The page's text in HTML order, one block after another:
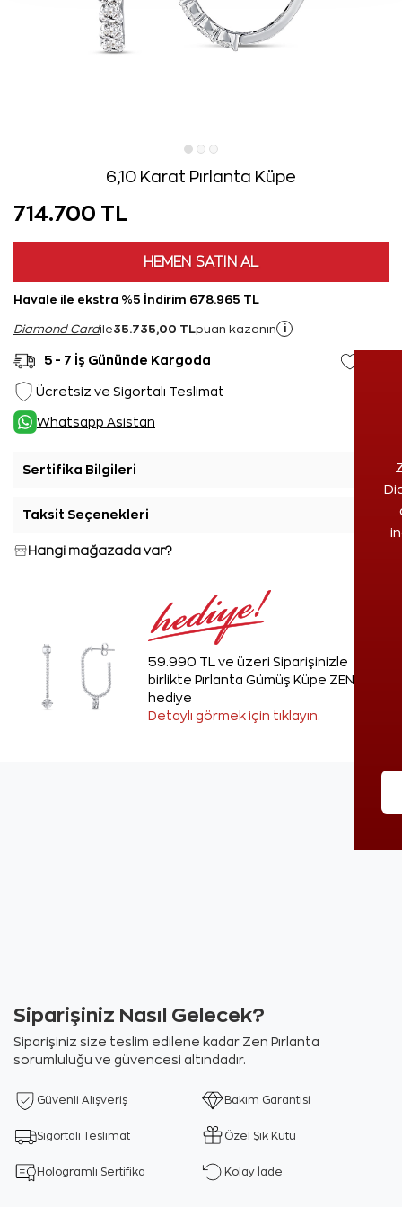
6,10 Karat Pırlanta Küpe
714.700 TL
HEMEN SATIN AL
Havale ile ekstra %5 İndirim 678.965 TL
Diamond Cardile35.735,00 TL puan kazanın i
5 - 7 İş Gününde Kargoda
Ücretsiz ve Sigortalı Teslimat
Whatsapp Asistan
Sertifika Bilgileri
Taksit Seçenekleri
Hangi mağazada var?
59.990 TL ve üzeri Siparişinizle
birlikte Pırlanta Gümüş Küpe ZEN'den
hediye
Detaylı görmek için tıklayın.
Siparişiniz Nasıl Gelecek?
Siparişiniz size teslim edilene kadar Zen Pırlanta
sorumluluğu ve güvencesi altındadır.
Güvenli Alışveriş Bakım Garantisi
Sigortalı Teslimat Özel Şık Kutu
Hologramlı Sertifika Kolay İade